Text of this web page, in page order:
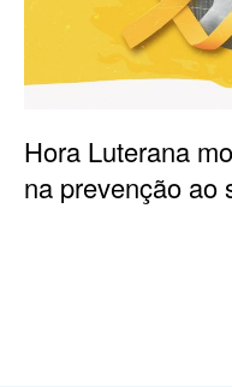
Hora Luterana
na prevenção ao